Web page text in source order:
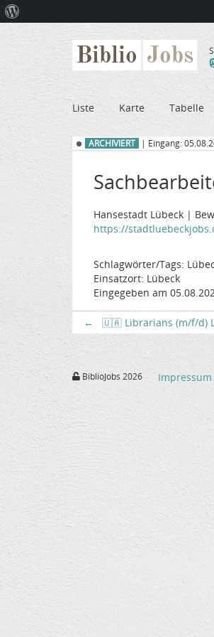
Biblio Jobs
Liste Karte Tabelle
ARCHIVIERT | Eingang:
Hansestadt Lübeck |
https://
Schlagwörter/Tags:
Einsatzort: Lübeck
Eingegeben am
← 🇺🇦 Librarians (m/f/d)
BiblioJobs 2026 Impressum
WordPress